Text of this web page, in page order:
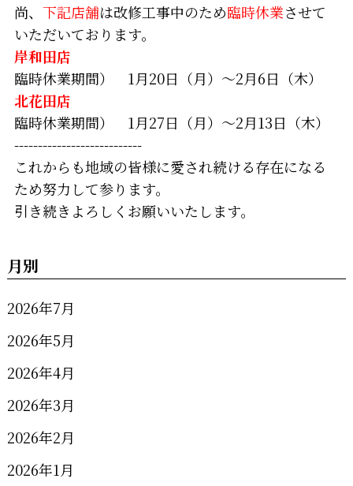
尚、 下記店舗は改修工事中のため臨時休業させて
いただいております。
岸和田店
臨時休業期間） 1月20日（月）～2月6日（木）
北花田店
臨時休業期間） 1月27日（月）～2月13日（木）
---------------------------
これからも地域の皆様に愛され続ける存在になる
ため努力して参ります。
引き続きよろしくお願いいたします。
月別
2026年7月
2026年5月
2026年4月
2026年3月
2026年2月
2026年1月